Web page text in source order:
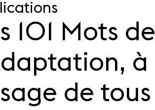
101 Mots de
à
de tous